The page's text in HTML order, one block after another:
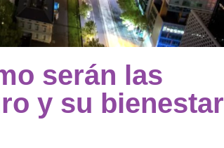
serán las
y su bienestar